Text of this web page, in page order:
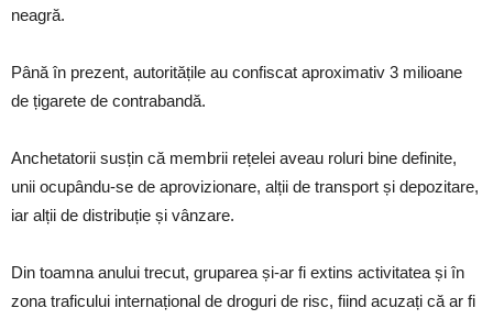
neagră.
Până în prezent, autoritățile au confiscat aproximativ 3 milioane
de țigarete de contrabandă.
Anchetatorii susțin că membrii rețelei aveau roluri bine definite,
unii ocupându-se de aprovizionare, alții de transport și depozitare,
iar alții de distribuție și vânzare.
Din toamna anului trecut, gruparea și-ar fi extins activitatea și în
zona traficului internațional de droguri de risc, fiind acuzați că ar fi